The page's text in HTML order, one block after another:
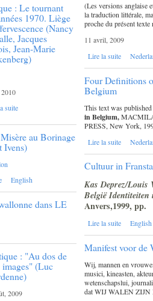
: Le tournant
1970. Liège
(Nancy
Jacques
Jean-Marie
suite
au Borinage
Ivens)
English
dans LE
: "Au dos de
images" (Luc
2009
(Les versions anglaise
la traduction littérale,
proche du présent
11 avril, 2009
Lire la suite
Four Definitions
Belgium
This text was
in Belgium,
PRESS, New York,
Lire la suite
Cultuur in
Kas Deprez/Louis
België Identiteiten
Anvers,1999, pp.
Lire la suite English
Manifest voor de
Wij, mannen en
musici, kineasten,
wetenschapslui,
dat WIJ WALEN